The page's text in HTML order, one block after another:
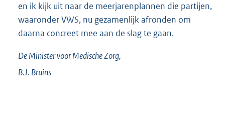
en ik kijk uit naar de meerjarenplannen die partijen,
waaronder VWS, nu gezamenlijk afronden om
daarna concreet mee aan de slag te gaan.
De Minister voor Medische Zorg,
B.J. Bruins